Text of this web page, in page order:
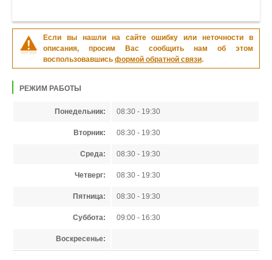
Если вы нашли на сайте ошибку или неточности в
описания, просим Вас сообщить нам об этом
воспользовавшись формой обратной связи.
РЕЖИМ РАБОТЫ
Понедельник: 08:30 - 19:30
Вторник: 08:30 - 19:30
Среда: 08:30 - 19:30
Четверг: 08:30 - 19:30
Пятница: 08:30 - 19:30
Суббота: 09:00 - 16:30
Воскресенье: